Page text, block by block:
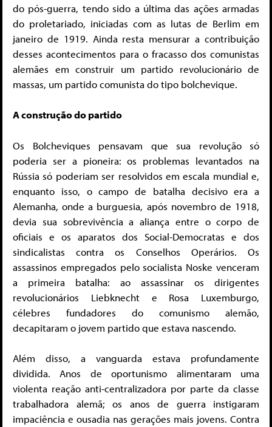
do pós-guerra, tendo sido a última das ações armadas
do proletariado, iniciadas com as lutas de Berlim em
janeiro de 1919. Ainda resta mensurar a contribuição
desses acontecimentos para o fracasso dos comunistas
alemães em construir um partido revolucionário de
massas, um partido comunista do tipo bolchevique.
A construção do partido
Os Bolcheviques pensavam que sua revolução só
poderia ser a pioneira: os problemas levantados na
Rússia só poderiam ser resolvidos em escala mundial e,
enquanto isso, o campo de batalha decisivo era a
Alemanha, onde a burguesia, após novembro de 1918,
devia sua sobrevivência a aliança entre o corpo de
oficiais e os aparatos dos Social-Democratas e dos
sindicalistas contra os Conselhos Operários. Os
assassinos empregados pelo socialista Noske venceram
a primeira batalha: ao assassinar os dirigentes
revolucionários Liebknecht e Rosa Luxemburgo,
célebres fundadores do comunismo alemão,
decapitaram o jovem partido que estava nascendo.
Além disso, a vanguarda estava profundamente
dividida. Anos de oportunismo alimentaram uma
violenta reação anti-centralizadora por parte da classe
trabalhadora alemã; os anos de guerra instigaram
impaciência e ousadia nas gerações mais jovens. Contra